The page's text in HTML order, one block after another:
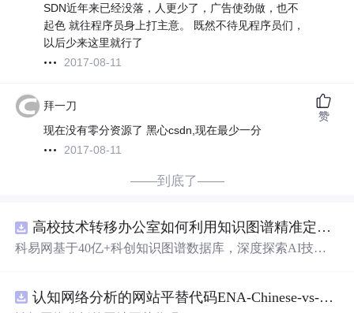
SDN近年来已经没落，人更少了，广告使劲做，也不
起色 就往程序员身上打主意。 既然不待见程序员们，
以后少来这里就行了
2017-08-11
拜一刀
现在没有零分资源了 黑心csdn,现在最少一分
2017-08-11
赞
——到底了——
高校技术转移办公室如何利用知识图谱精准定位产业需求与技术适配点？.docx
科易网基于40亿+科创知识图谱数据库，深度探索AI技术
新领域的AI+数智化解决方案，推动科技创新与产业创新认知网络分析的网站平替代码ENA-Chinese-vs-English-reproducible.zip